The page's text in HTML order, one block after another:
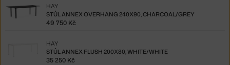
STŮL ANNEX OVERHANG 240X90, CHARCOAL/GREY
HAY
49 750 Kč
STŮL ANNEX FLUSH 200X80, WHITE/WHITE
HAY
35 250 Kč